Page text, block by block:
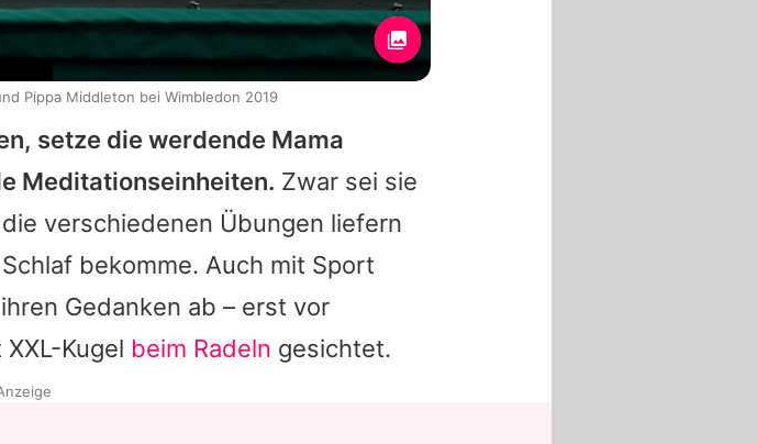
setze die werdende Mama
Meditationseinheiten. Zwar sei sie
verschiedenen Übungen liefern
bekomme. Auch mit Sport
Gedanken ab – erst vor
Kugel beim Radeln gesichtet.
Pippa Middleton bei Wimbledon 2019